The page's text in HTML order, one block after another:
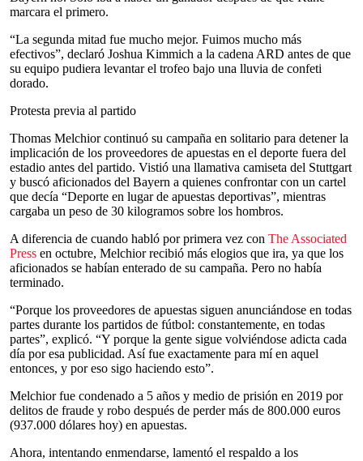
marcara el primero.
“La segunda mitad fue mucho mejor. Fuimos mucho más
efectivos”, declaró Joshua Kimmich a la cadena ARD antes de que
su equipo pudiera levantar el trofeo bajo una lluvia de confeti
dorado.
Protesta previa al partido
Thomas Melchior continuó su campaña en solitario para detener la
implicación de los proveedores de apuestas en el deporte fuera del
estadio antes del partido. Vistió una llamativa camiseta del Stuttgart
y buscó aficionados del Bayern a quienes confrontar con un cartel
que decía “Deporte en lugar de apuestas deportivas”, mientras
cargaba un peso de 30 kilogramos sobre los hombros.
A diferencia de cuando habló por primera vez con The Associated
Press en octubre, Melchior recibió más elogios que ira, ya que los
aficionados se habían enterado de su campaña. Pero no había
terminado.
“Porque los proveedores de apuestas siguen anunciándose en todas
partes durante los partidos de fútbol: constantemente, en todas
partes”, explicó. “Y porque la gente sigue volviéndose adicta cada
día por esa publicidad. Así fue exactamente para mí en aquel
entonces, y por eso sigo haciendo esto”.
Melchior fue condenado a 5 años y medio de prisión en 2019 por
delitos de fraude y robo después de perder más de 800.000 euros
(937.000 dólares hoy) en apuestas.
Ahora, intentando enmendarse, lamentó el respaldo a los